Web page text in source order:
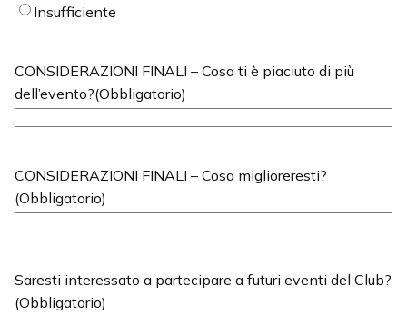
Insufficiente
CONSIDERAZIONI FINALI – Cosa ti è piaciuto di più
dell’evento?(Obbligatorio)
CONSIDERAZIONI FINALI – Cosa miglioreresti?
(Obbligatorio)
Saresti interessato a partecipare a futuri eventi del Club?
(Obbligatorio)